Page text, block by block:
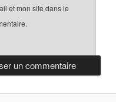
et mon site dans le